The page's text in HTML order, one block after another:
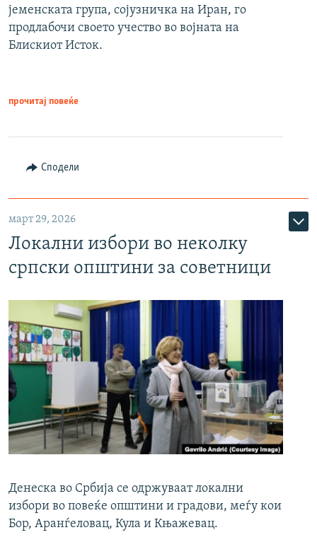
јеменската група, сојузничка на Иран, го
продлабочи своето учество во војната на
Блискиот Исток.
прочитај повеќе
Сподели
март 29, 2026
Локални избори во неколку
српски општини за советници
Денеска во Србија се одржуваат локални
избори во повеќе општини и градови, меѓу кои
Бор, Аранѓеловац, Кула и Књажевац.